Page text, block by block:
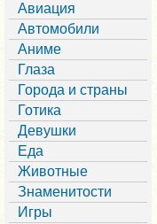
Авиация
Автомобили
Аниме
Глаза
Города и страны
Готика
Девушки
Еда
Животные
Знаменитости
Игры